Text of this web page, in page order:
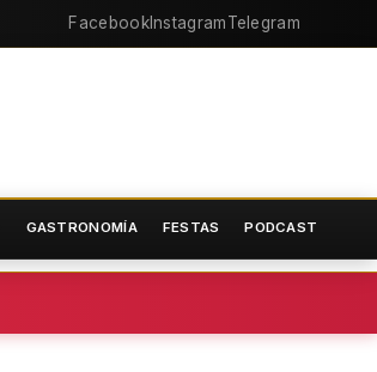
FacebookInstagramTelegram
GASTRONOMÍA FESTAS PODCAST